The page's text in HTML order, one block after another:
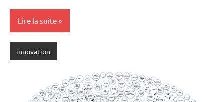
Lire la suite
innovation